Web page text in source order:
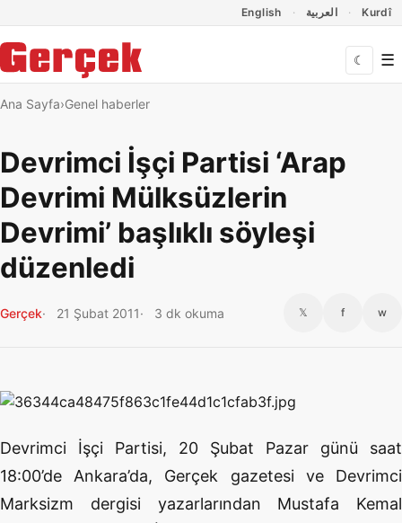
English العربية Kurdî
☾ ☰
Ana Sayfa Genel haberler
Devrimci İşçi Partisi ‘Arap
Devrimi Mülksüzlerin
Devrimi’ başlıklı söyleşi
düzenledi
Gerçek 21 Şubat 2011 3 dk okuma 𝕏 f w
Devrimci İşçi Partisi, 20 Şubat Pazar günü saat
18:00’de Ankara’da, Gerçek gazetesi ve Devrimci
Marksizm dergisi yazarlarından Mustafa Kemal